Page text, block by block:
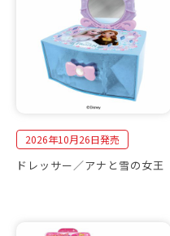
2026年10月26日発売
ドレッサー／アナと雪の女王